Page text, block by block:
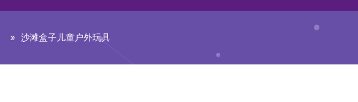
» 沙滩盒子儿童户外玩具